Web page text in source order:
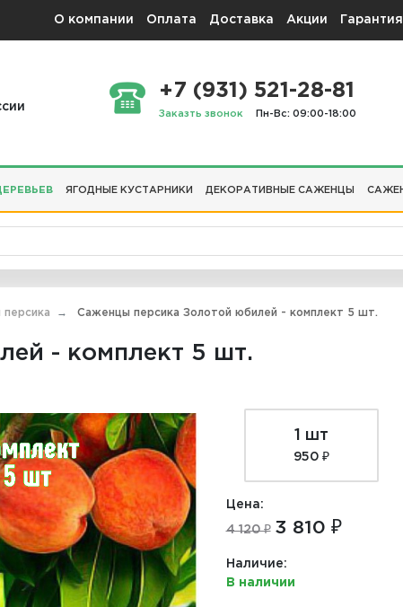
О компании Оплата Доставка Акции Гарантия
+7 (931) 521-28-81
Заказть звонок Пн-Вс: 09:00-18:00
ЯГОДНЫЕ КУСТАРНИКИ ДЕКОРАТИВНЫЕ САЖЕНЦЫ
Саженцы персика Золотой юбилей - комплект 5 шт.
- комплект 5 шт.
1 шт
950 ₽
Цена:
4 120 ₽ 3 810 ₽
Наличие:
В наличии